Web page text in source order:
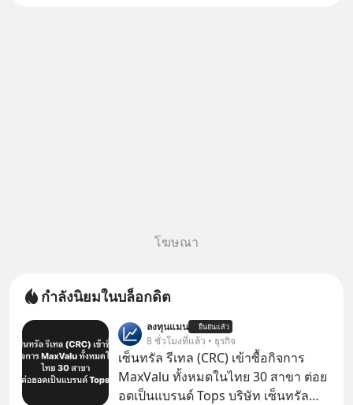
โฆษณา
กำลังนิยมในบล็อกดิต
ลงทุนแมน ยืนยันแล้ว
8 ชั่วโมงที่แล้ว • ธุรกิจ
เซ็นทรัล รีเทล (CRC) เข้าซื้อกิจการ
MaxValu ทั้งหมดในไทย 30 สาขา ต่อย
อดเป็นแบรนด์ Tops บริษัท เซ็นทรัล